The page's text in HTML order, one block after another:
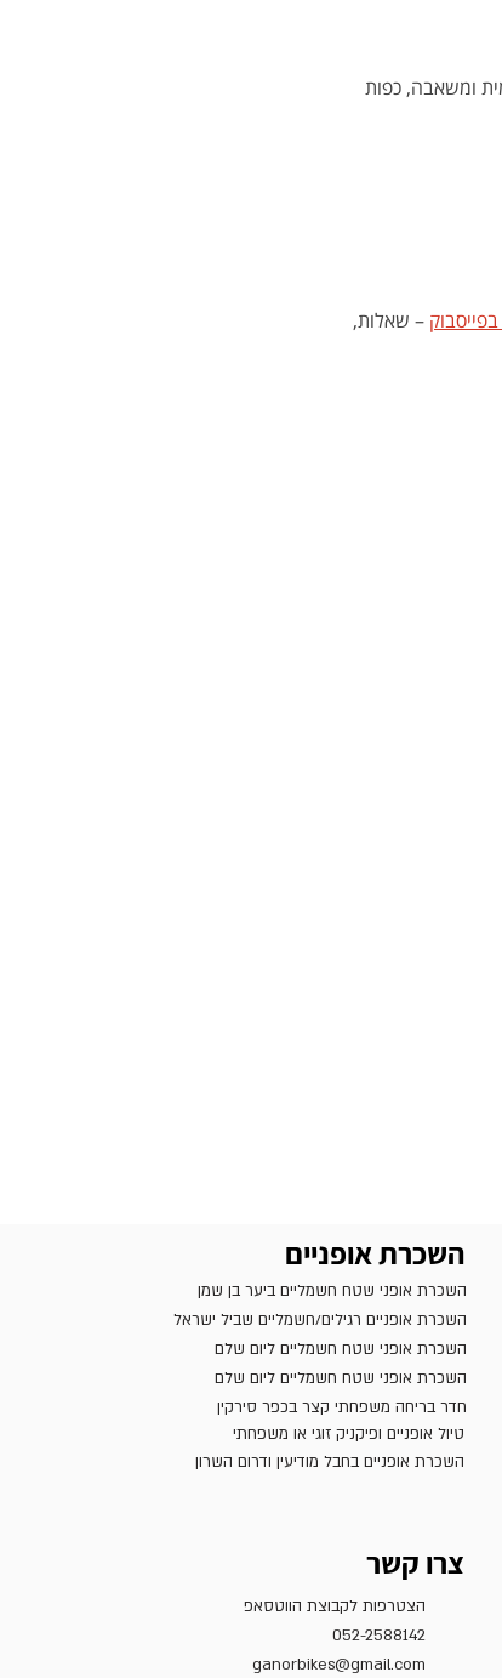
ומשאבה, כפות
– שאלות,
השכרת אופניים
השכרת אופני שטח חשמליים ביער בן שמן
השכרת אופניים רגילים/חשמליים שביל ישראל
השכרת אופני שטח חשמליים ליום שלם
השכרת אופני שטח חשמליים ליום שלם
חדר בריחה משפחתי קצר בכפר סירקין
טיול אופניים ופיקניק זוגי או משפחתי
השכרת אופניים בחבל מודיעין ודרום השרון
צרו קשר
הצטרפות לקבוצת הווטסאפ
052-2588142
ganorbikes@gmail.com